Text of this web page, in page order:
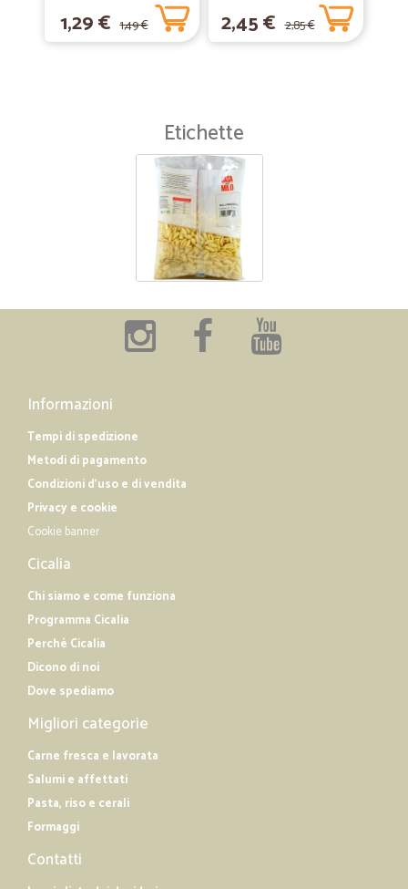
1,29 € 1,49 € 2,45 € 2,85 €
Etichette
Informazioni
Tempi di spedizione
Metodi di pagamento
Condizioni d'uso e di vendita
Privacy e cookie
Cookie banner
Cicalia
Chi siamo e come funziona
Programma Cicalia
Perché Cicalia
Dicono di noi
Dove spediamo
Migliori categorie
Carne fresca e lavorata
Salumi e affettati
Pasta, riso e cerali
Formaggi
Contatti